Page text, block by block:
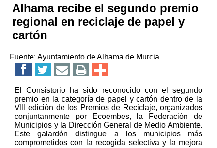
Alhama recibe el segundo premio
regional en reciclaje de papel y
cartón
Fuente: Ayuntamiento de Alhama de Murcia
El Consistorio ha sido reconocido con el segundo
premio en la categoría de papel y cartón dentro de la
VIII edición de los Premios de Reciclaje, organizados
conjuntanmente por Ecoembes, la Federación de
Municipios y la Dirección General de Medio Ambiente.
Este galardón distingue a los municipios más
comprometidos con la recogida selectiva y la mejora